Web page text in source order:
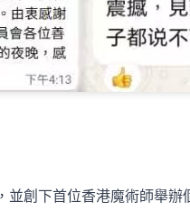
創下首位香港魔術師舉